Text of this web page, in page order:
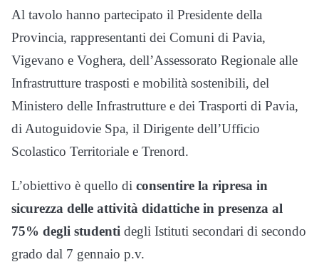
Al tavolo hanno partecipato il Presidente della
Provincia, rappresentanti dei Comuni di Pavia,
Vigevano e Voghera, dell’Assessorato Regionale alle
Infrastrutture trasposti e mobilità sostenibili, del
Ministero delle Infrastrutture e dei Trasporti di Pavia,
di Autoguidovie Spa, il Dirigente dell’Ufficio
Scolastico Territoriale e Trenord.
L’obiettivo è quello di consentire la ripresa in
sicurezza delle attività didattiche in presenza al
75% degli studenti degli Istituti secondari di secondo
grado dal 7 gennaio p.v.